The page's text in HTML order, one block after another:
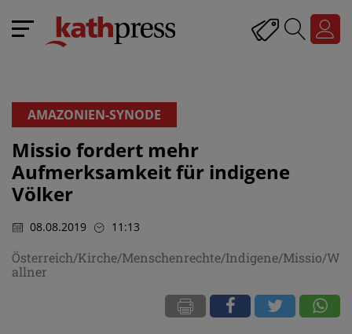
AMAZONIEN-SYNODE
Missio fordert mehr
Aufmerksamkeit für indigene
Völker
08.08.2019 11:13
Österreich/Kirche/Menschenrechte/Indigene/Missio/W
allner